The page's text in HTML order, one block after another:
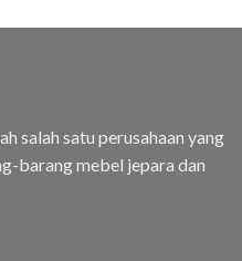
salah satu perusahaan yang
barang mebel jepara dan